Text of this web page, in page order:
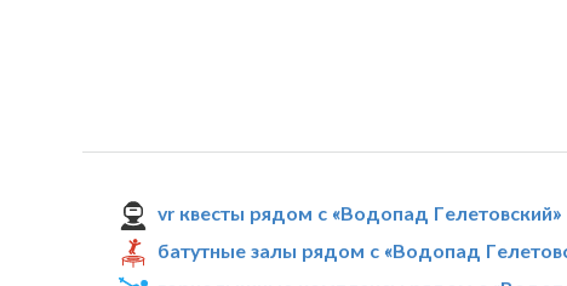
vr квесты рядом с «Водопад Гелетовский»
батутные залы рядом с «Водопад